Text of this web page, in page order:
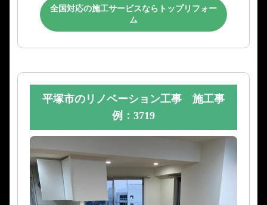
全国対応の施工サービスならトップリフォー
ム
平塚市のリノベーション工事 施工事
例：3719